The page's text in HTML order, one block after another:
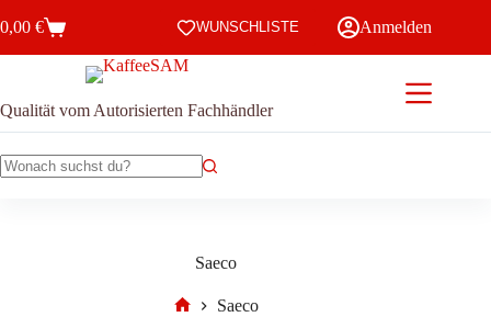
Inhalt
Warenkorb
0,00 € WUNSCHLISTE Anmelden
Qualität vom Autorisierten Fachhändler
Saeco
Saeco